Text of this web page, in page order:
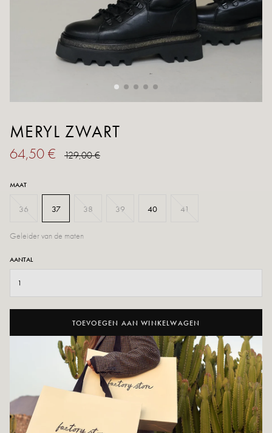
MERYL ZWART
64,50 € 129,00 €
MAAT
36 37 38 39 40 41
Geleider van de maten
AANTAL
TOEVOEGEN AAN WINKELWAGEN
AAN WENSLIJST TOEVOEGEN
Durf een vleugje originaliteit toe te voegen aan je outfits door onze
Meryl te dragen. Originele details die het verschil maken!
Zwarte kleur